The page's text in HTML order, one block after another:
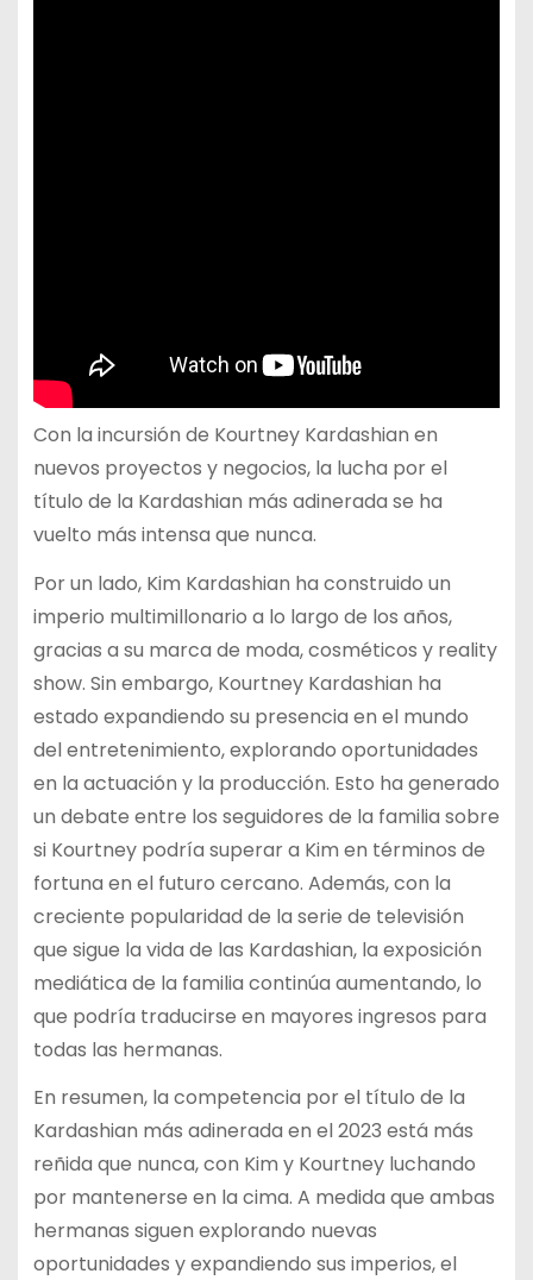
Con la incursión de Kourtney Kardashian en
nuevos proyectos y negocios, la lucha por el
título de la Kardashian más adinerada se ha
vuelto más intensa que nunca.
Por un lado, Kim Kardashian ha construido un
imperio multimillonario a lo largo de los años,
gracias a su marca de moda, cosméticos y reality
show. Sin embargo, Kourtney Kardashian ha
estado expandiendo su presencia en el mundo
del entretenimiento, explorando oportunidades
en la actuación y la producción. Esto ha generado
un debate entre los seguidores de la familia sobre
si Kourtney podría superar a Kim en términos de
fortuna en el futuro cercano. Además, con la
creciente popularidad de la serie de televisión
que sigue la vida de las Kardashian, la exposición
mediática de la familia continúa aumentando, lo
que podría traducirse en mayores ingresos para
todas las hermanas.
En resumen, la competencia por el título de la
Kardashian más adinerada en el 2023 está más
reñida que nunca, con Kim y Kourtney luchando
por mantenerse en la cima. A medida que ambas
hermanas siguen explorando nuevas
oportunidades y expandiendo sus imperios, el